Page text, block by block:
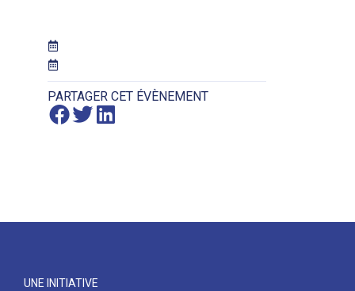
PARTAGER CET ÉVÈNEMENT
UNE INITIATIVE